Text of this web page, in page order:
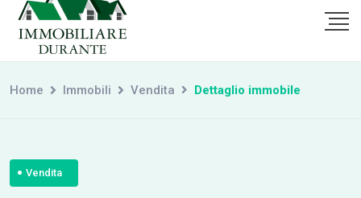
Home Immobili Vendita Dettaglio immobile
Vendita